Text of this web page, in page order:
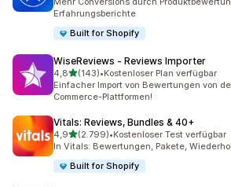
Erfahrungsberichte
Built for Shopify
WiseReviews ‑ Reviews Importer
4,8von 5 Sternen
(143)
143 Rezensionen insgesamt
•Kostenloser Plan verfügbar
Einfacher Import von Bewertungen von
Commerce-Plattformen!
Vitals: Reviews, Bundles & 40+
4,9von 5 Sternen
(2.799)
2799 Rezensionen insgesamt
•Kostenloser Test verfügbar
In Vitals: Bewertungen, Pakete,
Built for Shopify